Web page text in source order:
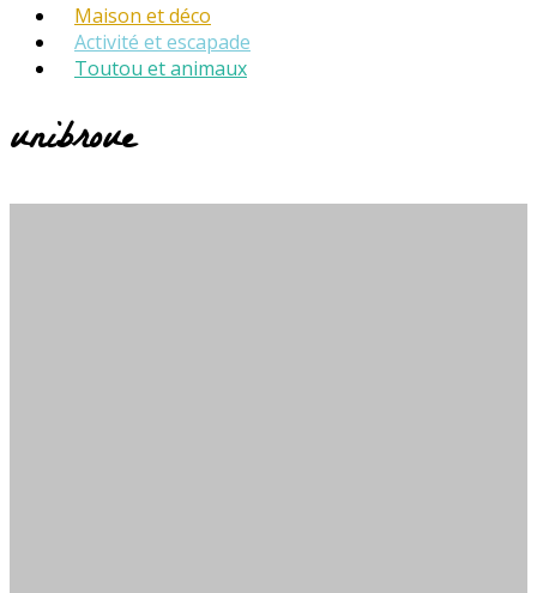
Maison et déco
Activité et escapade
Toutou et animaux
unibroue